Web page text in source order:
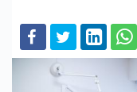
Partager